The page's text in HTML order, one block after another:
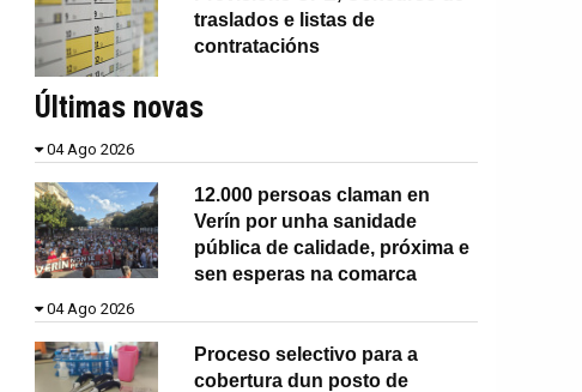
traslados e listas de
contratacións
Últimas novas
04 Ago 2026
12.000 persoas claman en
Verín por unha sanidade
pública de calidade, próxima e
sen esperas na comarca
04 Ago 2026
Proceso selectivo para a
cobertura dun posto de